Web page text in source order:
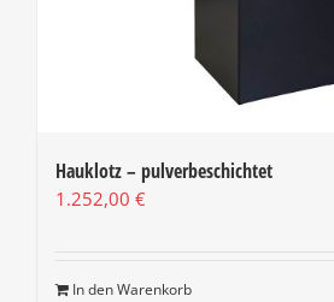
Hauklotz – pulverbeschichtet
1.252,00 €
In den Warenkorb